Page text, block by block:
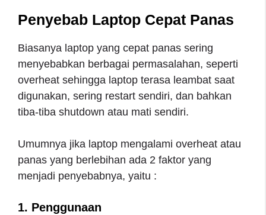
Penyebab Laptop Cepat Panas
Biasanya laptop yang cepat panas sering
menyebabkan berbagai permasalahan, seperti
overheat sehingga laptop terasa leambat saat
digunakan, sering restart sendiri, dan bahkan
tiba-tiba shutdown atau mati sendiri.
Umumnya jika laptop mengalami overheat atau
panas yang berlebihan ada 2 faktor yang
menjadi penyebabnya, yaitu :
1. Penggunaan